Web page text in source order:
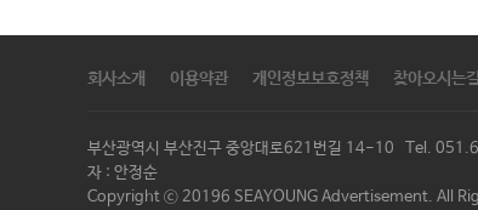
회사소개 이용약관 개인정보보호정책 찾아오시는길
부산광역시 부산진구 중앙대로621번길 14-10 Tel.
자 : 안정순
Copyright ⓒ 20196 SEAYOUNG Advertisement. All